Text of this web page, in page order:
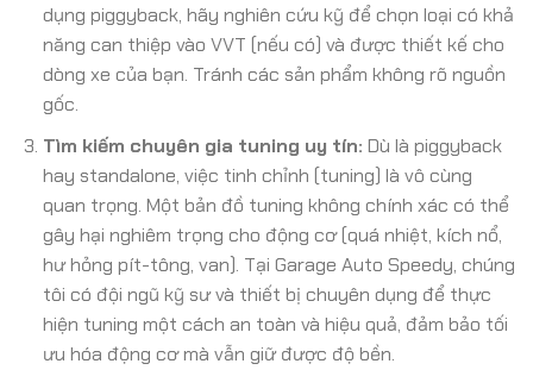
dụng piggyback, hãy nghiên cứu kỹ để chọn loại có khả
năng can thiệp vào VVT (nếu có) và được thiết kế cho
dòng xe của bạn. Tránh các sản phẩm không rõ nguồn
gốc.
Tìm kiếm chuyên gia tuning uy tín: Dù là piggyback
hay standalone, việc tinh chỉnh (tuning) là vô cùng
quan trọng. Một bản đồ tuning không chính xác có thể
gây hại nghiêm trọng cho động cơ (quá nhiệt, kích nổ,
hư hỏng pít-tông, van). Tại Garage Auto Speedy, chúng
tôi có đội ngũ kỹ sư và thiết bị chuyên dụng để thực
hiện tuning một cách an toàn và hiệu quả, đảm bảo tối
ưu hóa động cơ mà vẫn giữ được độ bền.